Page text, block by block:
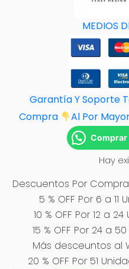
MEDIOS
Garantía Y Soporte
Compra
Al Por M
Comprar
Hay
Descuentos Por
5 % OFF Por 6 a 11
10 % OFF Por 12 a
15 % OFF Por 24 a
Más desceuntos al
20 % OFF Por 51